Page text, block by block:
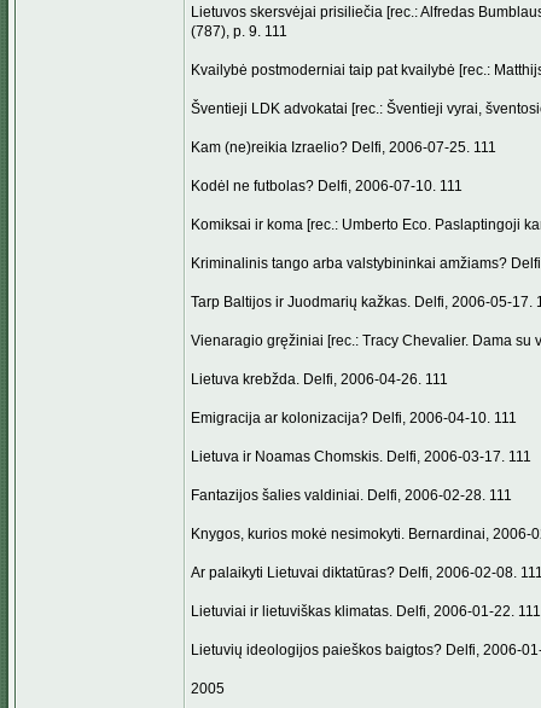
Lietuvos skersvėjai prisiliečia [rec.: Alfredas
(787), p. 9. 111
Kvailybė postmoderniai taip pat kvailybė [rec.:
Šventieji LDK advokatai [rec.: Šventieji vyrai,
Kam (ne)reikia Izraelio? Delfi, 2006-07-25. 111
Kodėl ne futbolas? Delfi, 2006-07-10. 111
Komiksai ir koma [rec.: Umberto Eco. Paslaptingoji
Kriminalinis tango arba valstybininkai amžiams?
Tarp Baltijos ir Juodmarių kažkas. Delfi, 2006-05-17.
Vienaragio gręžiniai [rec.: Tracy Chevalier. Dama
Lietuva krebžda. Delfi, 2006-04-26. 111
Emigracija ar kolonizacija? Delfi, 2006-04-10. 111
Lietuva ir Noamas Chomskis. Delfi, 2006-03-17. 111
Fantazijos šalies valdiniai. Delfi, 2006-02-28. 111
Knygos, kurios mokė nesimokyti. Bernardinai, 2006-
Ar palaikyti Lietuvai diktatūras? Delfi, 2006-02-08.
Lietuviai ir lietuviškas klimatas. Delfi, 2006-01-22. 111
Lietuvių ideologijos paieškos baigtos? Delfi, 2006-
2005